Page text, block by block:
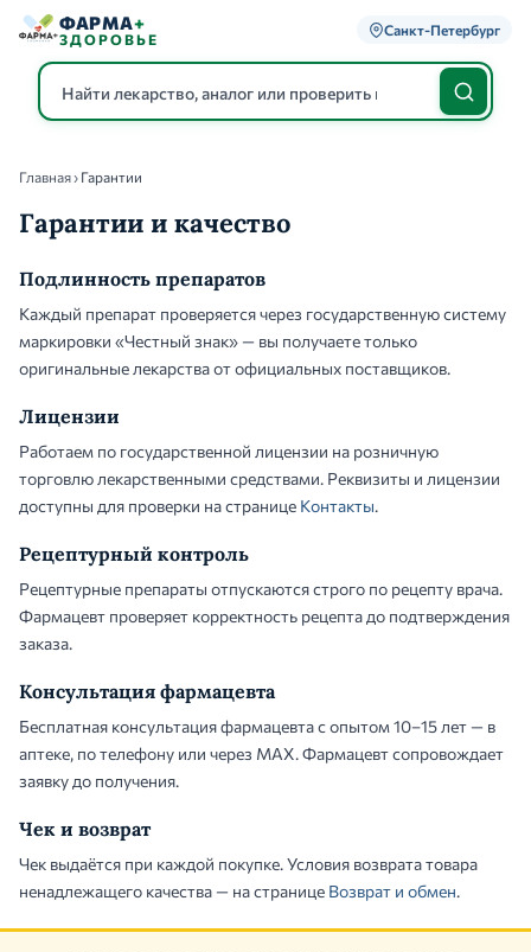
ФАРМА+
ЗДОРОВЬЕ
Санкт-Петербург
Каталог
Главная› Гарантии
Гарантии и качество
Подлинность препаратов
Каждый препарат проверяется через государственную систему
маркировки «Честный знак» — вы получаете только
оригинальные лекарства от официальных поставщиков.
Лицензии
Работаем по государственной лицензии на розничную
торговлю лекарственными средствами. Реквизиты и лицензии
доступны для проверки на странице Контакты.
Рецептурный контроль
Рецептурные препараты отпускаются строго по рецепту врача.
Фармацевт проверяет корректность рецепта до подтверждения
заказа.
Консультация фармацевта
Бесплатная консультация фармацевта с опытом 10–15 лет — в
аптеке, по телефону или через MAX. Фармацевт сопровождает
заявку до получения.
Чек и возврат
Чек выдаётся при каждой покупке. Условия возврата товара
ненадлежащего качества — на странице Возврат и обмен.